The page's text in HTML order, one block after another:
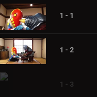
1 - 1
1 - 2
1 - 3